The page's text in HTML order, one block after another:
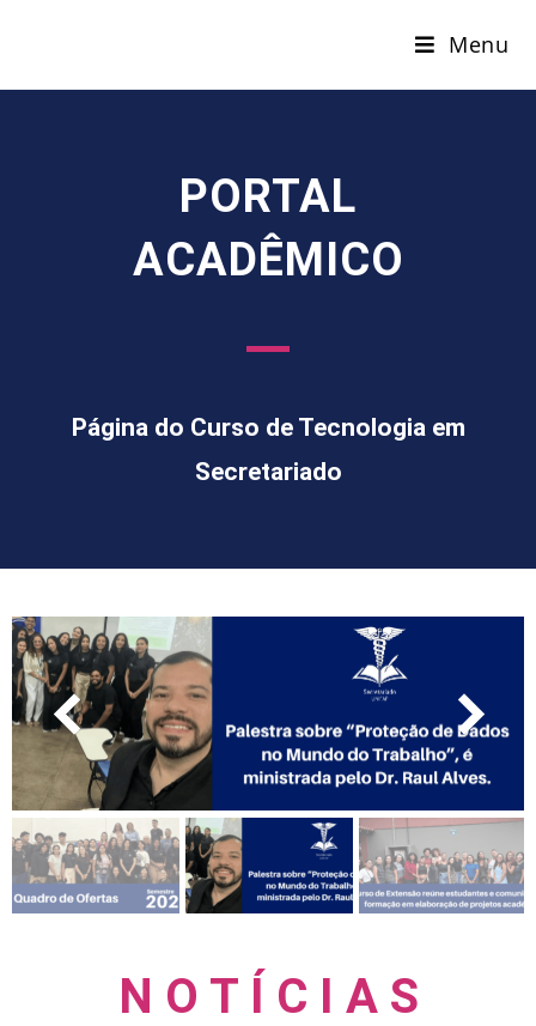
Menu
PORTAL
ACADÊMICO
Página do Curso de Tecnologia em
Secretariado
N O T Í C I A S